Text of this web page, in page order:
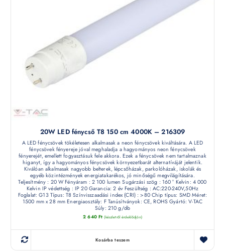
20W LED fénycső T8 150 cm 4000K – 216309
A LED fénycsövek tökéletesen alkalmasak a neon fénycsövek kiváltására. A LED
fénycsövek fényereje jóval meghaladja a hagyományos neon fénycsövek
fényerejét, emellett fogyasztásuk fele akkora. Ezek a fénycsövek nem tartalmaznak
higanyt, így a hagyományos fénycsövek környezetbarát alternatíváját jelentik.
Kiválóan alkalmasak nagyobb belterek, lépcsőházak, parkolóházak, iskolák és
egyéb közintézmények energiatakarékos, jó minőségű megvilágítására.
Teljesítmény : 20 W Fényáram : 2 100 lumen Sugárzási szög : 160 ° Kelvin: 4 000
Kelvin IP védettség : IP 20 Garancia: 2 év Feszültség : AC:220-240V,50Hz
Foglalat: G13 Típus: T8 Színvisszaadási index (CRI) : >80 Chip típus: SMD Méret:
1500 mm x 28 mm Energiaosztály: F Tanúsítványok: CE, ROHS Gyártó: V-TAC
Súly: 210 g/db
2 640 Ft (készletről érdeklődjön)
Kosárba teszem